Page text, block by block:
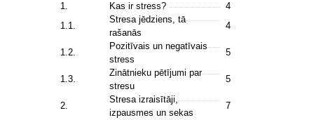
1.
Kas ir stress?
4
1.1.
Stresa jēdziens, tā
rašanās
4
1.2.
Pozitīvais un negatīvais
stress
5
1.3.
Zinātnieku pētījumi par
stresu
5
2.
Stresa izraisītāji,
izpausmes un sekas
7